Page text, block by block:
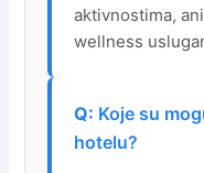
aktivnostima,
wellness
Koje su
hotelu?